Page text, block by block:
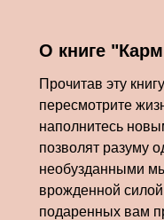
Прочитав эту
пересмотрите
наполнитесь
позволят разуму
необузданными
врожденной силой
подаренных вам
О книге